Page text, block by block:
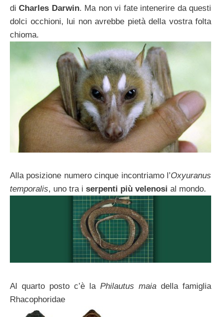
diCharles Darwin. Ma non vi fate intenerire da questi
dolci occhioni, lui non avrebbe pietà della vostra folta
chioma.
Alla posizione numero cinque incontriamo l’Oxyuranus
temporalis, uno tra i serpenti più velenosi al mondo.
Al quarto posto c’è la Philautus maia della famiglia
Rhacophoridae